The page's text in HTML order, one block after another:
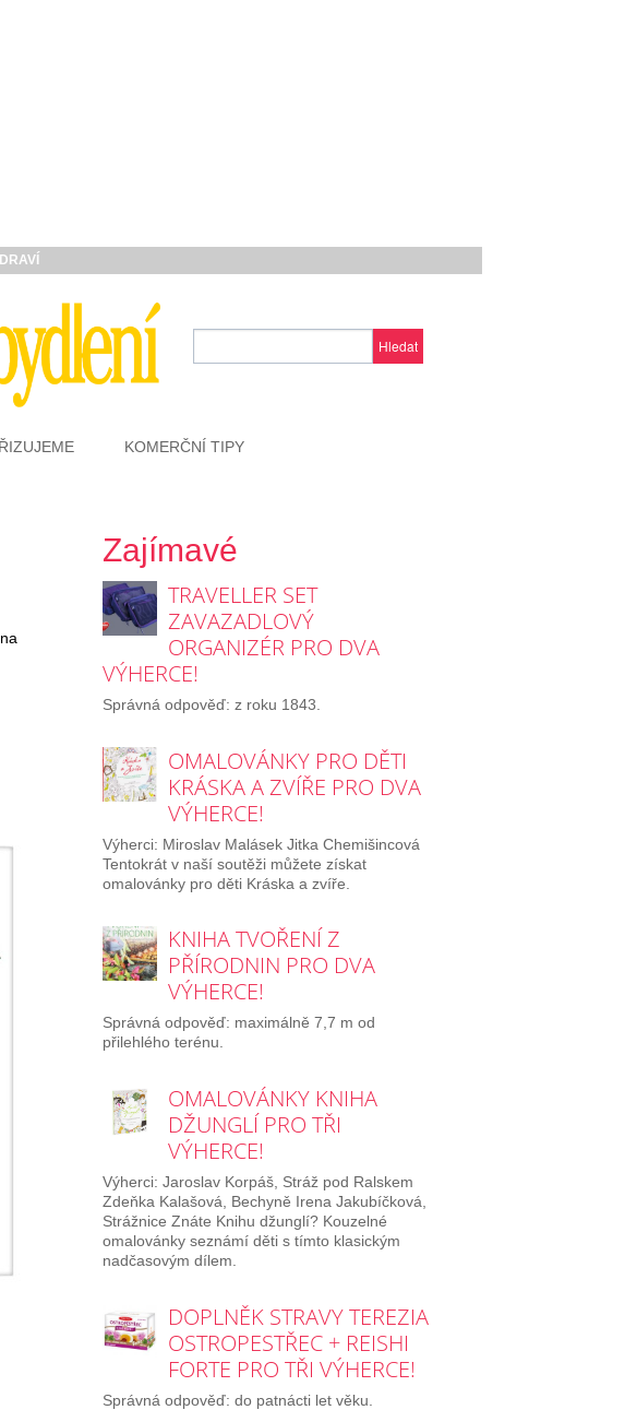
Hledat
KOMERČNÍ TIPY
Zajímavé
TRAVELLER SET
ZAVAZADLOVÝ
ORGANIZÉR PRO DVA
VÝHERCE!
Správná odpověď: z roku 1843.
OMALOVÁNKY PRO DĚTI
KRÁSKA A ZVÍŘE PRO DVA
VÝHERCE!
Výherci: Miroslav Malásek Jitka Chemišincová
Tentokrát v naší soutěži můžete získat
omalovánky pro děti Kráska a zvíře.
KNIHA TVOŘENÍ Z
PŘÍRODNIN PRO DVA
VÝHERCE!
Správná odpověď: maximálně 7,7 m od
přilehlého terénu.
OMALOVÁNKY KNIHA
DŽUNGLÍ PRO TŘI
VÝHERCE!
Výherci: Jaroslav Korpáš, Stráž pod Ralskem
Zdeňka Kalašová, Bechyně Irena Jakubíčková,
Strážnice Znáte Knihu džunglí? Kouzelné
omalovánky seznámí děti s tímto klasickým
nadčasovým dílem.
DOPLNĚK STRAVY TEREZIA
OSTROPESTŘEC + REISHI
FORTE PRO TŘI VÝHERCE!
Správná odpověď: do patnácti let věku.